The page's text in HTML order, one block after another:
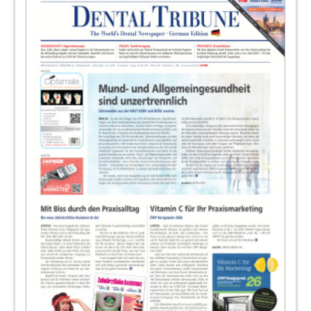
Rund um die Implantatprothetik – 53.
Bayerischer Zahnärztetag in München
Redaktion
53. Bayerischer Zahnärztetag: "Welcome!"
Redaktion
Loser & Co.
53. Bayerischer Zahnärztetag: News
Redaktion
53. Bayerischer Zahnärztetag: Portrait
Redaktion
53. Bayerischer Zahnärztetag: News